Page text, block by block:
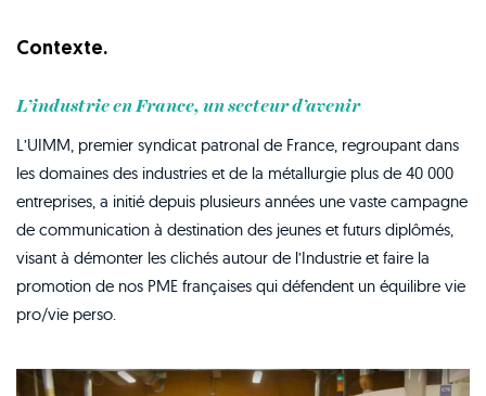
Contexte.
L’industrie en France, un secteur d’avenir
L’UIMM, premier syndicat patronal de France, regroupant dans
les domaines des industries et de la métallurgie plus de 40 000
entreprises, a initié depuis plusieurs années une vaste campagne
de communication à destination des jeunes et futurs diplômés,
visant à démonter les clichés autour de l’Industrie et faire la
promotion de nos PME françaises qui défendent un équilibre vie
pro/vie perso.